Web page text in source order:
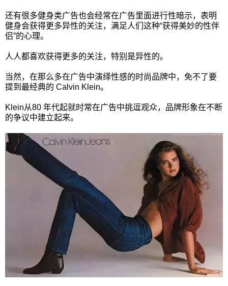
还有很多健身类广告也会经常在广告里面进行性暗示，表明
健身会获得更多异性的关注，满足人们这种“获得美妙的性伴
侣”的心理。
人人都喜欢获得更多的关注，特别是异性的。
当然，在那么多在广告中演绎性感的时尚品牌中，免不了要
提到最经典的 Calvin Klein。
Klein从80 年代起就时常在广告中挑逗观众，品牌形象在不断
的争议中建立起来。